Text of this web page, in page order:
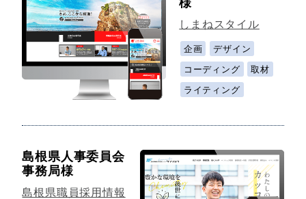
しまねスタイル
企画
デザイン
コーディング
取材
ライティング
島根県人事委員会
事務局様
島根県職員採用情報